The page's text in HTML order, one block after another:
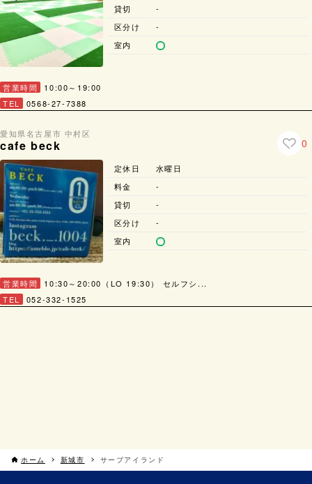
営業時間
10:00～19:00
TEL
0568-27-7388
貸切
-
区分け
-
室内
愛知県名古屋市 中村区
cafe beck 0
営業時間
10:30～20:00（LO 19:30） セルフシ...
TEL
052-332-1525
定休日
水曜日
料金
-
貸切
-
区分け
-
室内
ホーム 新城市 サーブアイランド